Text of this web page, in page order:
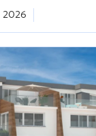
2026